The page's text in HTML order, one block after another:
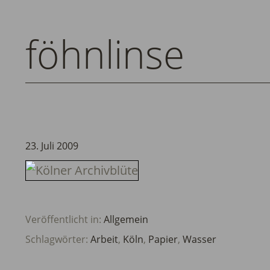
föhnlinse
23. Juli 2009
Veröffentlicht in: Allgemein
Schlagwörter: Arbeit, Köln, Papier, Wasser